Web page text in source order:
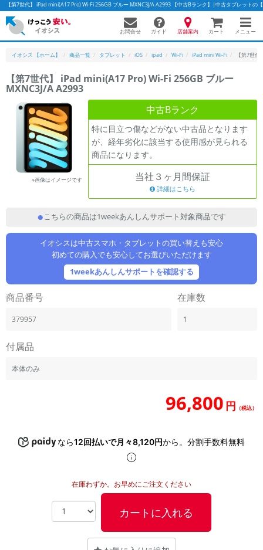
【第7世代】 iPad mini(A17 Pro) Wi-Fi 256GB ブルー MXNC3J/A A2993 【中古Bランク】|中古タブレットの
お問合せ ガイド 店舗案内 カート メニュー
イオシス 【ホーム】 商品一覧 タブレット iOS ipad Wi-Fi iPad mini Wi-Fi 【第7世
【第7世代】 iPad mini(A17 Pro) Wi-Fi 256GB ブルー
MXNC3J/A A2993
※画像はイメージです
中古Bランク
特に目立つ傷などがない中古品となります
が、経年劣化に該当する使用感が見られる
商品になります。
当社３ヶ月間保証
詳細はこちら
こちらの商品は1weekあんしんサポート対象商品です
イオシスは中古スマホ・タブレットの買い替えも安心
初めての購入でも安心してお選びいただけます
1weekあんしんサポートを確認する
商品番号
379957
在庫数
1
付属品
本体のみ
96,800円 （税込）
なら12回払いで月々8,120円から。分割手数料無料
在庫わずか。お早めにご注文ください
カートに入れる
かんたんパソコン検索に切り替える
フリーワード
除外ワード
人気の検索ワード：Let's note
商品ジャンルの絞り込み
「スマートフォン」「タブレット」など
シリーズ
商品シリーズ名・ブランド名の絞り込み。
「iPhone」「Xperia」「Galaxy」など
メーカー
製造、販売メーカーの絞り込み
商品の搭載機能による絞り込み
「5G対応」「防水」「ワンセグ」など
ドライブ
CPU
~